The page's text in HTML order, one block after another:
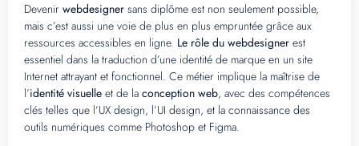
Devenir webdesigner sans diplôme est non seulement possible,
mais c’est aussi une voie de plus en plus empruntée grâce aux
ressources accessibles en ligne. Le rôle du webdesigner est
essentiel dans la traduction d’une identité de marque en un site
Internet attrayant et fonctionnel. Ce métier implique la maîtrise de
l’identité visuelle et de la conception web, avec des compétences
clés telles que l’UX design, l’UI design, et la connaissance des
outils numériques comme Photoshop et Figma.